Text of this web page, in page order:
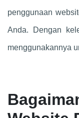
penggunaan
Anda. Dengan
menggunakannya